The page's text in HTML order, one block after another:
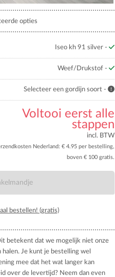
opties
Iseo kh 91 silver -
Weef/Drukstof -
Selecteer een gordijn soort -
Voltooi eerst alle
stappen
incl. BTW
Nederland: € 4.95 per bestelling,
boven € 100 gratis.
bestellen! (gratis)
betekent dat we mogelijk niet onze
Je kunt je bestelling wel
mee dat het wat langer kan
over de levertijd? Neem dan even